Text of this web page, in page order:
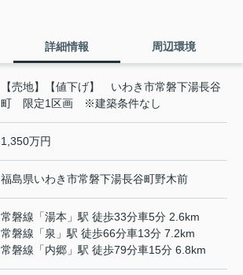
詳細情報 周辺環境
【売地】【値下げ】 いわき市常磐下湯長谷
町 限定1区画 ※建築条件なし
1,350万円
福島県いわき市常磐下湯長谷町野木前
常磐線 「湯本 」駅 徒歩33分車5分 2.6km
常磐線 「泉 」駅 徒歩66分車13分 7.2km
常磐線 「内郷 」駅 徒歩79分車15分 6.8km